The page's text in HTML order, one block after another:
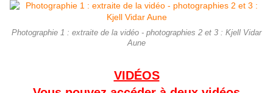
Photographie 1 : extraite de la vidéo - photographies 2 et 3 : Kjell Vidar
Aune
VIDÉOS